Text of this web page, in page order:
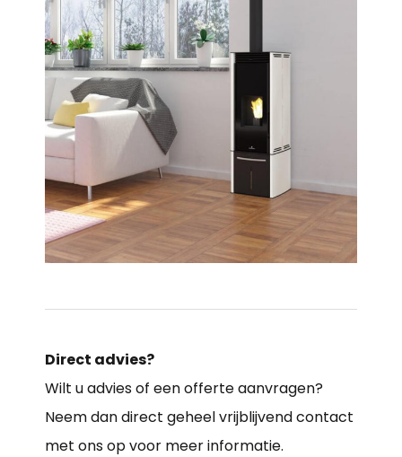
Direct advies?
Wilt u advies of een offerte aanvragen?
Neem dan direct geheel vrijblijvend contact
met ons op voor meer informatie.